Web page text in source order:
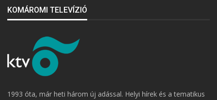
KOMÁROMI TELEVÍZIÓ
1993 óta, már heti három új adással. Helyi hírek és a tematikus